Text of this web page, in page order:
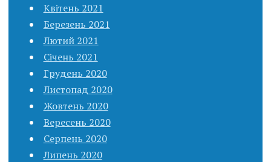
Квітень 2021
Березень 2021
Лютий 2021
Січень 2021
Грудень 2020
Листопад 2020
Жовтень 2020
Вересень 2020
Серпень 2020
Липень 2020